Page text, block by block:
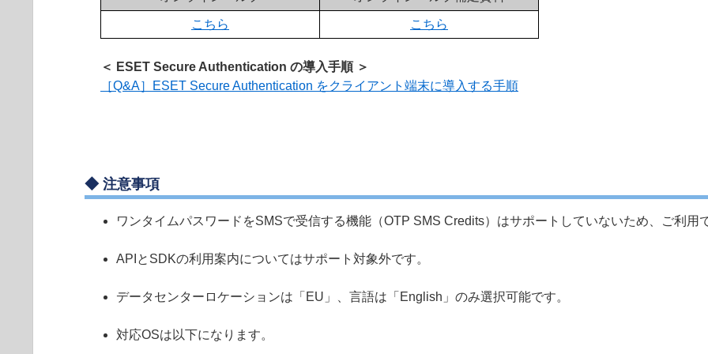
こちら こちら
＜ ESET Secure Authentication の導入手順 ＞
［Q&A］ESET Secure Authentication をクライアント端末に導入する手順
◆ 注意事項
ワンタイムパスワードをSMSで受信する機能（OTP SMS Credits）はサポートしていないため、ご利用
APIとSDKの利用案内についてはサポート対象外です。
データセンターロケーションは「EU」、言語は「English」のみ選択可能です。
対応OSは以下になります。